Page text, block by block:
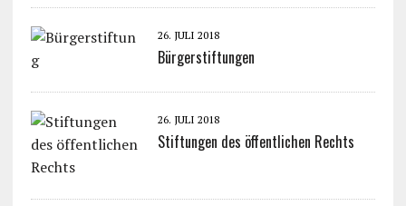
26. JULI 2018
Bürgerstiftungen
26. JULI 2018
Stiftungen des öffentlichen Rechts